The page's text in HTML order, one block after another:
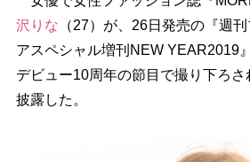
沢りな （27）が、26日発売の『週
アスペシャル増刊NEW YEAR2019
デビュー10周年の節目で撮り下ろ
披露した。